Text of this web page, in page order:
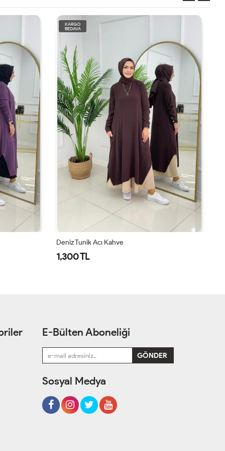
KARGO
BEDAVA
Deniz Tunik Mint Yeşili
1,300 TL
E-Bülten Aboneliği
Sosyal Medya